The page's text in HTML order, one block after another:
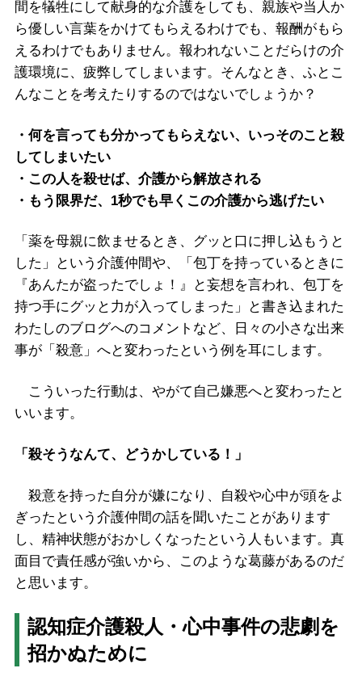
間を犠牲にして献身的な介護をしても、親族や当人か
ら優しい言葉をかけてもらえるわけでも、報酬がもら
えるわけでもありません。報われないことだらけの介
護環境に、疲弊してしまいます。そんなとき、ふとこ
んなことを考えたりするのではないでしょうか？
・何を言っても分かってもらえない、いっそのこと殺
してしまいたい
・この人を殺せば、介護から解放される
・もう限界だ、1秒でも早くこの介護から逃げたい
「薬を母親に飲ませるとき、グッと口に押し込もうと
した」という介護仲間や、「包丁を持っているときに
『あんたが盗ったでしょ！』と妄想を言われ、包丁を
持つ手にグッと力が入ってしまった」と書き込まれた
わたしのブログへのコメントなど、日々の小さな出来
事が「殺意」へと変わったという例を耳にします。
こういった行動は、やがて自己嫌悪へと変わったと
いいます。
「殺そうなんて、どうかしている！」
殺意を持った自分が嫌になり、自殺や心中が頭をよ
ぎったという介護仲間の話を聞いたことがあります
し、精神状態がおかしくなったという人もいます。真
面目で責任感が強いから、このような葛藤があるのだ
と思います。
認知症介護殺人・心中事件の悲劇を
招かぬために